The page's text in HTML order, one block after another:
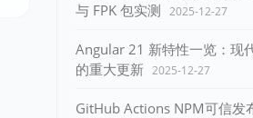
与 FPK 包实测 2025-12-27
Angular 21 新特性一览：现
的重大更新 2025-12-27
GitHub Actions NPM可信发